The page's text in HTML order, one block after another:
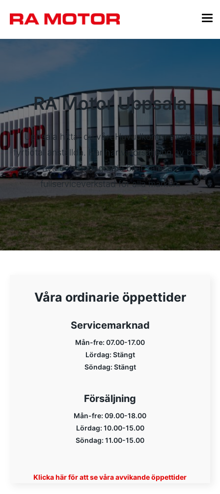
RA Motor Uppsala
I Uppsala hittar du vårt Huvudkontor med ett
fyrtiotal anställda. Har har vi försäljning av både
nya och begagnade bilar samt en
fullserviceverkstad för alla märken.
Våra ordinarie öppettider
Servicemarknad
Mån-fre: 07.00-17.00
Lördag: Stängt
Söndag: Stängt
Försäljning
Mån-fre: 09.00-18.00
Lördag: 10.00-15.00
Söndag: 11.00-15.00
Klicka här för att se våra avvikande öppettider